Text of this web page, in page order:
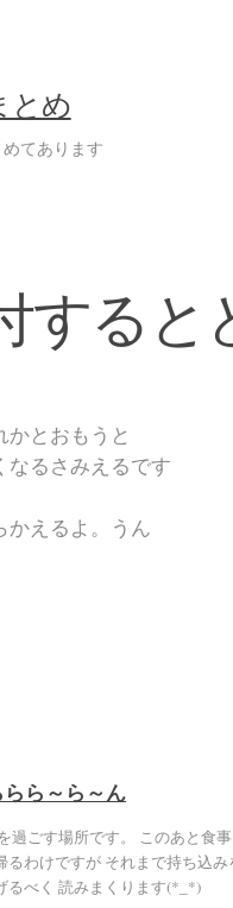
とめ
てあります
する
かとおもうと
なるさみえるです
かえるよ。うん
ら～ら～ん
過ごす場所です。 このあと食
るわけですが それまで持ち込み
るべく 読みまくります(*_*)